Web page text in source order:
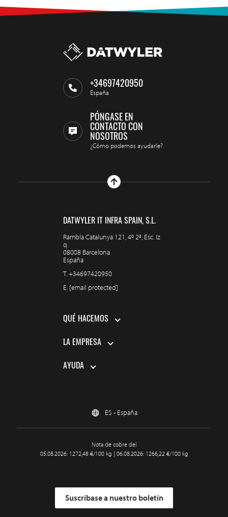
+34697420950
España
PÓNGASE EN
CONTACTO CON
NOSOTROS
¿Cómo podemos ayudarle?
DATWYLER IT INFRA SPAIN, S.L.
Rambla Catalunya 121, 4º 2ª, Esc. Iz
q.
08008 Barcelona
España
T.+34697420950
E. [email protected]
QUÉ HACEMOS
LA EMPRESA
AYUDA
ES - España
Nota de cobre del
05.08.2026: 1272,48 €/100 kg | 06.08.2026: 1266,22 €/100 kg
Suscríbase a nuestro boletín